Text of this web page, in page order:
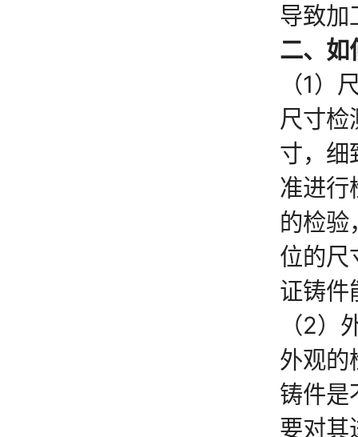
导致加
二、如
（1）
尺寸检
寸，细
准进行
的检验
位的尺
证铸件
（2）
外观的
铸件是
要对其